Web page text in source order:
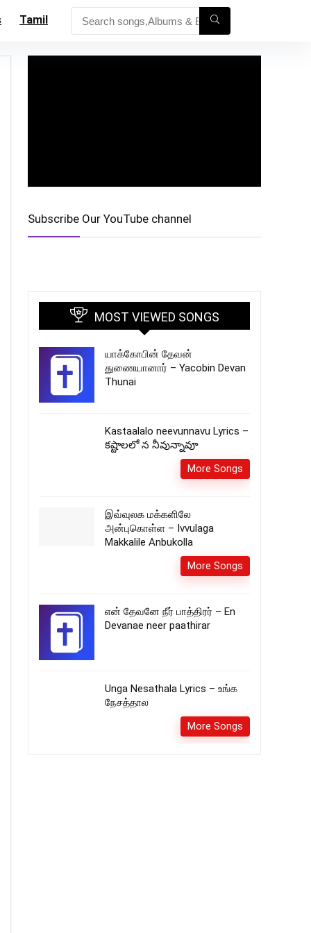
Tamil
Subscribe Our YouTube channel
MOST VIEWED SONGS
யாக்கோபின் தேவன்
துணையானார் – Yacobin Devan
Thunai
Kastaalalo neevunnavu Lyrics –
కష్టాలలో న నీవున్నావూ
More Songs
இவ்வுலக மக்களிலே
அன்புகொள்ள – Ivvulaga
Makkalile Anbukolla
More Songs
என் தேவனே நீர் பாத்திரர் – En
Devanae neer paathirar
Unga Nesathala Lyrics – உங்க
நேசத்தால
More Songs